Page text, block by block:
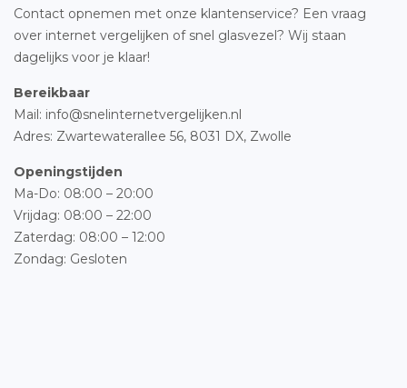
Contact opnemen met onze klantenservice? Een vraag
over internet vergelijken of snel glasvezel? Wij staan
dagelijks voor je klaar!
Bereikbaar
Mail: info@snelinternetvergelijken.nl
Adres: Zwartewaterallee 56, 8031 DX, Zwolle
Openingstijden
Ma-Do: 08:00 – 20:00
Vrijdag: 08:00 – 22:00
Zaterdag: 08:00 – 12:00
Zondag: Gesloten